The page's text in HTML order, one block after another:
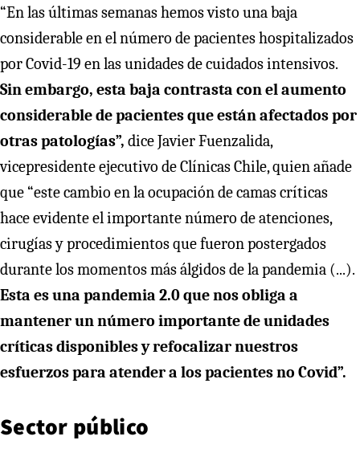
“En las últimas semanas hemos visto una baja
considerable en el número de pacientes hospitalizados
por Covid-19 en las unidades de cuidados intensivos.
Sin embargo, esta baja contrasta con el aumento
considerable de pacientes que están afectados por
otras patologías”, dice Javier Fuenzalida,
vicepresidente ejecutivo de Clínicas Chile, quien añade
que “este cambio en la ocupación de camas críticas
hace evidente el importante número de atenciones,
cirugías y procedimientos que fueron postergados
durante los momentos más álgidos de la pandemia (...).
Esta es una pandemia 2.0 que nos obliga a
mantener un número importante de unidades
críticas disponibles y refocalizar nuestros
esfuerzos para atender a los pacientes no Covid”.
Sector público